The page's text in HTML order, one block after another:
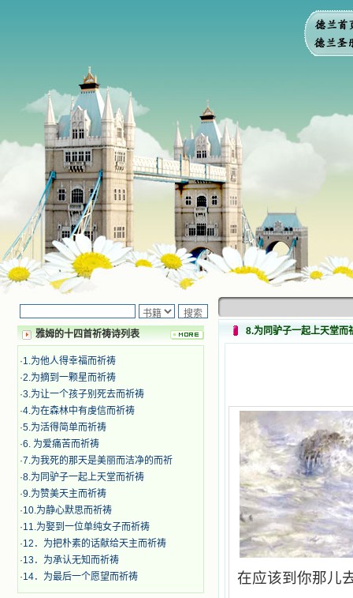
雅姆的十四首祈祷诗列表
·1.为他人得幸福而祈祷
·2.为摘到一颗星而祈祷
·3.为让一个孩子别死去而祈祷
·4.为在森林中有虔信而祈祷
·5.为活得简单而祈祷
·6. 为爱痛苦而祈祷
·7.为我死的那天是美丽而洁净的而祈
·8.为同驴子一起上天堂而祈祷
·9.为赞美天主而祈祷
·10.为静心默思而祈祷
·11.为娶到一位单纯女子而祈祷
·12．为把朴素的话献给天主而祈祷
·13．为承认无知而祈祷
·14．为最后一个愿望而祈祷
8.为同驴子一起上天堂而
在应该到你那儿